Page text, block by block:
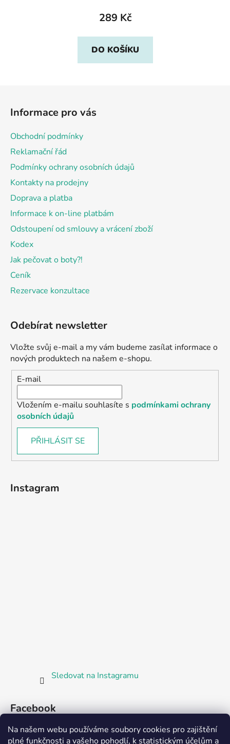
Na našem webu používáme soubory cookies pro zajištění
plné funkčnosti a vašeho pohodlí, k statistickým účelům a
289 Kč
DO KOŠÍKU
Informace pro vás
Obchodní podmínky
Reklamační řád
Podmínky ochrany osobních údajů
Kontakty na prodejny
Doprava a platba
Informace k on-line platbám
Odstoupení od smlouvy a vrácení zboží
Kodex
Jak pečovat o boty?!
Ceník
Rezervace konzultace
Odebírat newsletter
Vložte svůj e-mail a my vám budeme zasílat informace o
nových produktech na našem e-shopu.
E-mail
Vložením e-mailu souhlasíte s podmínkami ochrany
osobních údajů
PŘIHLÁSIT SE
Instagram
Sledovat na Instagramu
Facebook